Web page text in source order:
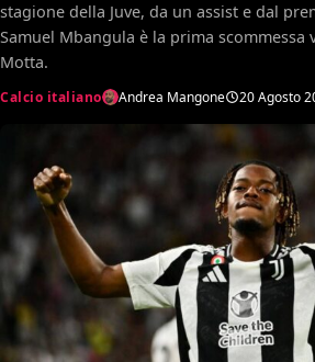
stagione della Juve, da un assist e dal
Samuel Mbangula è la prima scommessa
Motta.
Calcio italiano Andrea Mangone 20 Agosto